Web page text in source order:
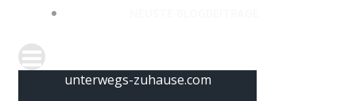
unterwegs-zuhause.com